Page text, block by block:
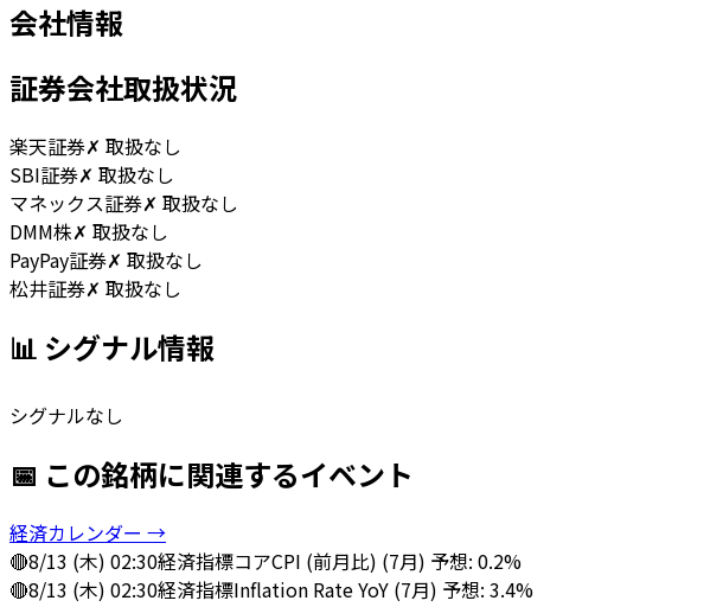
会社情報
証券会社取扱状況
楽天証券✗ 取扱なし
SBI証券✗ 取扱なし
マネックス証券✗ 取扱なし
DMM株✗ 取扱なし
PayPay証券✗ 取扱なし
松井証券✗ 取扱なし
📊 シグナル情報
シグナルなし
📅 この銘柄に関連するイベント
経済カレンダー →
🔴8/13 (木) 02:30経済指標コアCPI (前月比) (7月) 予想: 0.2%
🔴8/13 (木) 02:30経済指標Inflation Rate YoY (7月) 予想: 3.4%